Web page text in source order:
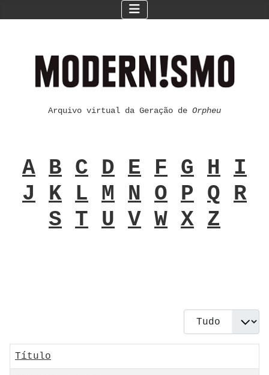
Arquivo virtual da Geração de Orpheu
A B C D E F G H
I
J
K L M N O P Q
R
S T U V W X Z
Qtd. a exibir
Título